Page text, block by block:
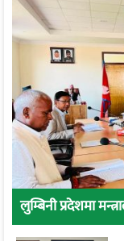
लुम्बिनी प्रदेशमा